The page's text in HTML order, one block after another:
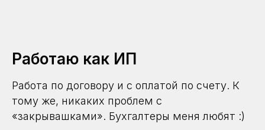
Работаю как ИП
Работа по договору и с оплатой по счету. К
тому же, никаких проблем с
«закрывашками». Бухгалтеры меня любят :)